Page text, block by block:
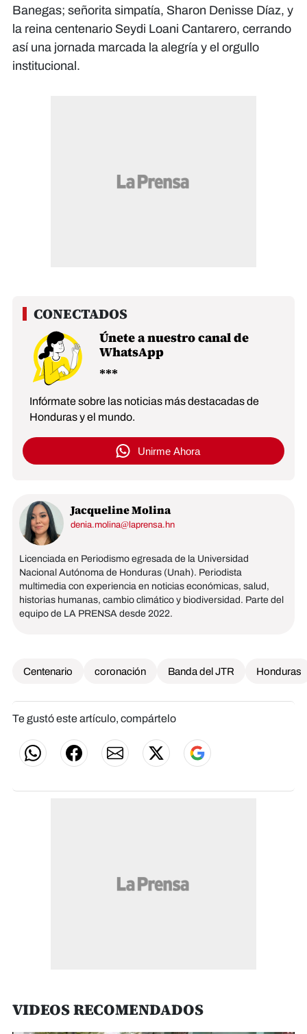
Banegas; señorita simpatía, Sharon Denisse Díaz, y
la reina centenario Seydi Loani Cantarero, cerrando
así una jornada marcada la alegría y el orgullo
institucional.
Únete a nuestro canal de
WhatsApp
Infórmate sobre las noticias más destacadas de
Honduras y el mundo.
Unirme Ahora
Jacqueline Molina
denia.molina@laprensa.hn
Licenciada en Periodismo egresada de la Universidad
Nacional Autónoma de Honduras (Unah). Periodista
multimedia con experiencia en noticias económicas, salud,
historias humanas, cambio climático y biodiversidad. Parte del
equipo de LA PRENSA desde 2022.
Centenario coronación Banda del JTR Honduras
Te gustó este artículo, compártelo
VIDEOS RECOMENDADOS